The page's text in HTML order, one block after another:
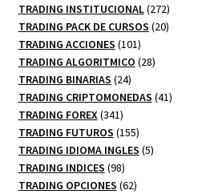
productos
TRADING INSTITUCIONAL 272272
productos
TRADING PACK DE CURSOS 2020
TRADING ACCIONES 101101
productos
TRADING ALGORITMICO 2828
TRADING BINARIAS 2424
productos
TRADING CRIPTOMONEDAS 4141
TRADING FOREX 341341
productos
TRADING FUTUROS 155155
productos
TRADING IDIOMA INGLES 55
TRADING INDICES 9898
productos
TRADING OPCIONES 6262